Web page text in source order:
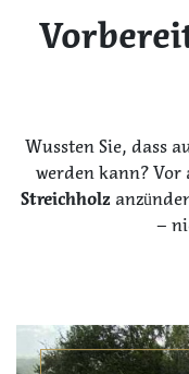
Wussten Sie, dass
werden kann? Vor
Streichholz
–